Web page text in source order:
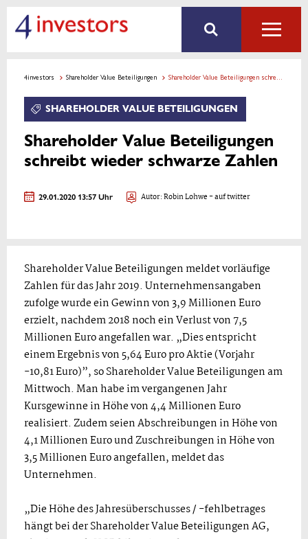
4investors Shareholder Value Beteiligungen Shareholder Value Beteiligungen schreibt wieder schwarze Zahlen
SHAREHOLDER VALUE BETEILIGUNGEN
Shareholder Value Beteiligungen
schreibt wieder schwarze Zahlen
29.01.2020 13:57 Uhr Autor:Robin Lohwe- auf twitter
Shareholder Value Beteiligungen meldet vorläufige
Zahlen für das Jahr 2019. Unternehmensangaben
zufolge wurde ein Gewinn von 3,9 Millionen Euro
erzielt, nachdem 2018 noch ein Verlust von 7,5
Millionen Euro angefallen war. „Dies entspricht
einem Ergebnis von 5,64 Euro pro Aktie (Vorjahr
-10,81 Euro)”, so Shareholder Value Beteiligungen am
Mittwoch. Man habe im vergangenen Jahr
Kursgewinne in Höhe von 4,4 Millionen Euro
realisiert. Zudem seien Abschreibungen in Höhe von
4,1 Millionen Euro und Zuschreibungen in Höhe von
3,5 Millionen Euro angefallen, meldet das
Unternehmen.
„Die Höhe des Jahresüberschusses / -fehlbetrages
hängt bei der Shareholder Value Beteiligungen AG,